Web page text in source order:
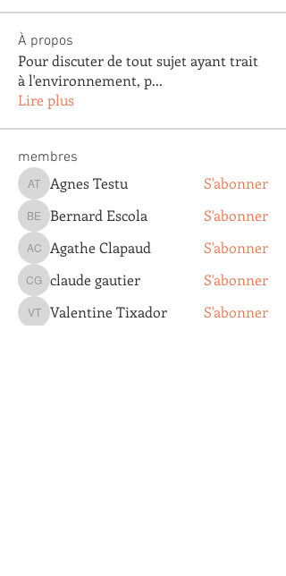
À propos
Pour discuter de tout sujet ayant trait
à l'environnement, p...
Lire plus
membres
Agnes Testu
Agnes Testu S'abonner
Bernard Escola
Bernard Escola S'abonner
Agathe Clapaud
Agathe Clapaud S'abonner
claude gautier
claude gautier S'abonner
Valentine Tixador
Valentine Tixador
S'abonner